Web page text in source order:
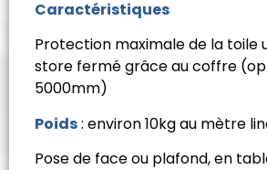
Caractéristiques
Protection maximale de la toile
store fermé grâce au coffre
5000mm)
Poids: environ 10kg au mètre
Pose de face ou plafond, en